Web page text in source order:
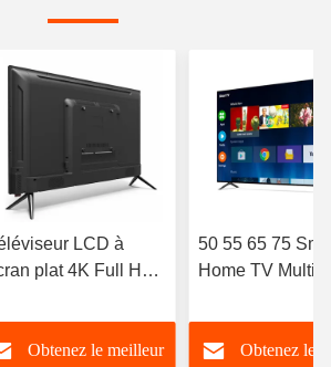
LCD à
plat 4K Full HD
TV 98 100 105
pouces
Obtenez le meilleur
50 55 65 75
Home TV
connexion Wifi
ODM Obtenez le